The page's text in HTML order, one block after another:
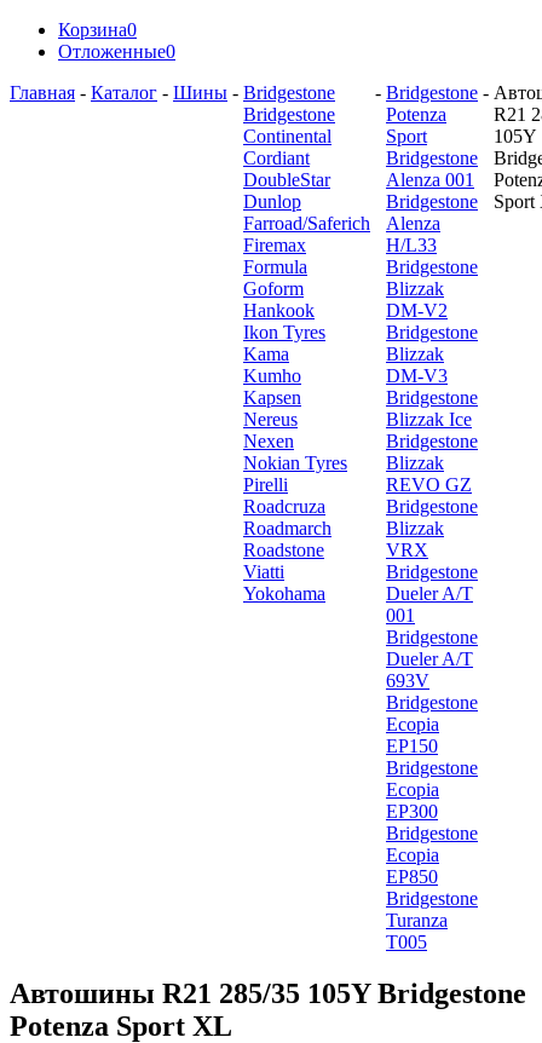
Корзина0
Отложенные0
Главная - Каталог - Шины - Bridgestone
Bridgestone
Continental
Cordiant
DoubleStar
Dunlop
Farroad/Saferich
Firemax
Formula
Goform
Hankook
Ikon Tyres
Kama
Kumho
Kapsen
Nereus
Nexen
Nokian Tyres
Pirelli
Roadcruza
Roadmarch
Roadstone
Viatti
Yokohama
- Bridgestone
Potenza
Sport
Bridgestone
Alenza 001
Bridgestone
Alenza
H/L33
Bridgestone
Blizzak
DM-V2
Bridgestone
Blizzak
DM-V3
Bridgestone
Blizzak Ice
Bridgestone
Blizzak
REVO GZ
Bridgestone
Blizzak
VRX
Bridgestone
Dueler A/T
001
Bridgestone
Dueler A/T
693V
Bridgestone
Ecopia
EP150
Bridgestone
Ecopia
EP300
Bridgestone
Ecopia
EP850
Bridgestone
Turanza
T005
-
R21
105Y
Автошины R21 285/35 105Y Bridgestone
Potenza Sport XL